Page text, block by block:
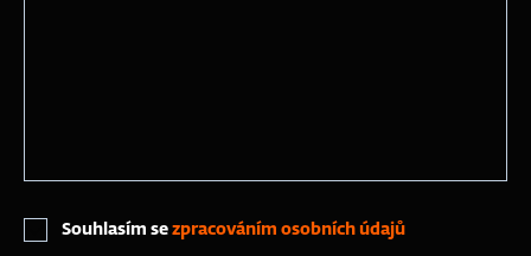
Souhlasím se zpracováním osobních údajů